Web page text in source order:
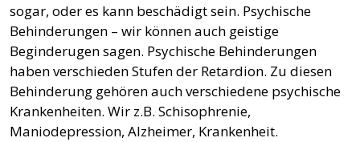
sogar, oder es kann beschädigt sein. Psychische
Behinderungen – wir können auch geistige
Beginderugen sagen. Psychische Behinderungen
haben verschieden Stufen der Retardion. Zu diesen
Behinderung gehören auch verschiedene psychische
Krankenheiten. Wir z.B. Schisophrenie,
Maniodepression, Alzheimer, Krankenheit.